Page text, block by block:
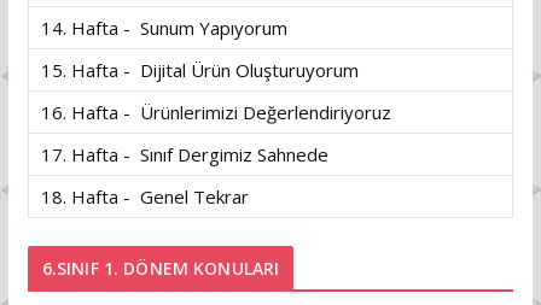
14. Hafta - Sunum Yapıyorum
15. Hafta - Dijital Ürün Oluşturuyorum
16. Hafta - Ürünlerimizi Değerlendiriyoruz
17. Hafta - Sınıf Dergimiz Sahnede
18. Hafta - Genel Tekrar
6.SINIF 1. DÖNEM KONULARI